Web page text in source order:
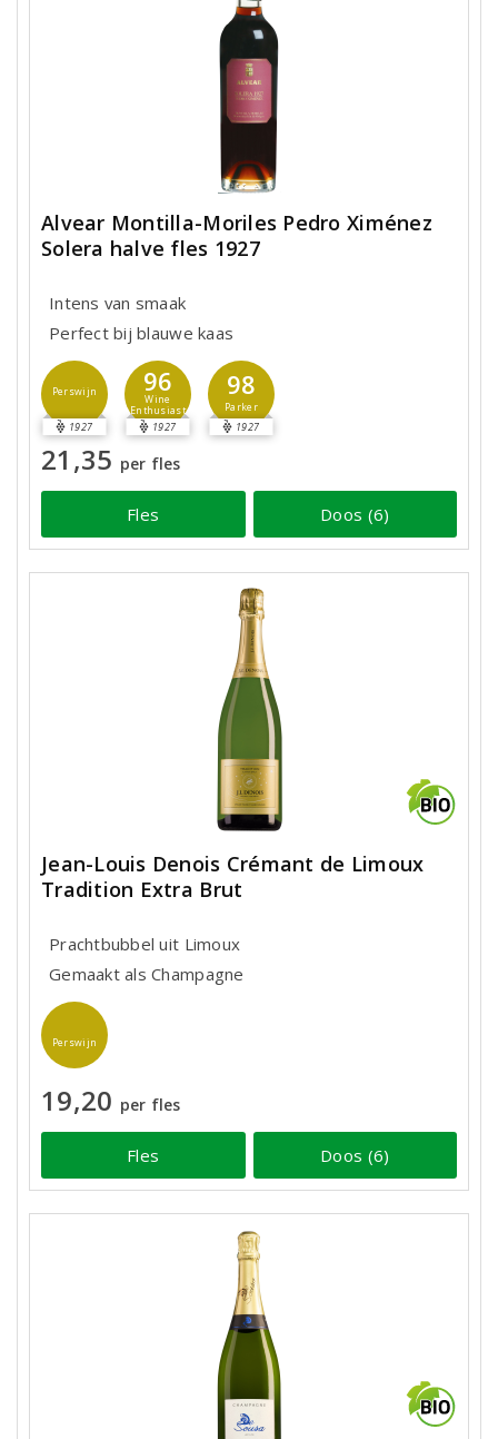
Alvear Montilla-Moriles Pedro Ximénez
Solera halve fles 1927
Intens van smaak
Perfect bij blauwe kaas
Perswijn
1927
96
Wine
Enthusiast
1927
98
Parker
1927
21,35 per fles
Fles Doos (6)
Jean-Louis Denois Crémant de Limoux
Tradition Extra Brut
Prachtbubbel uit Limoux
Gemaakt als Champagne
Perswijn
19,20 per fles
Fles Doos (6)